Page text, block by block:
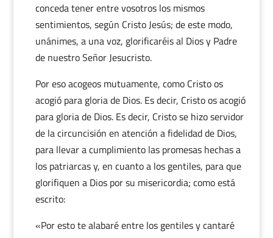
conceda tener entre vosotros los mismos
sentimientos, según Cristo Jesús; de este modo,
unánimes, a una voz, glorificaréis al Dios y Padre
de nuestro Señor Jesucristo.
Por eso acogeos mutuamente, como Cristo os
acogió para gloria de Dios. Es decir, Cristo os acogió
para gloria de Dios. Es decir, Cristo se hizo servidor
de la circuncisión en atención a fidelidad de Dios,
para llevar a cumplimiento las promesas hechas a
los patriarcas y, en cuanto a los gentiles, para que
glorifiquen a Dios por su misericordia; como está
escrito:
«Por esto te alabaré entre los gentiles y cantaré